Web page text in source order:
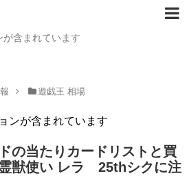
含まれています
遊戯王 相場
ンが含まれています
の当たりカードリストと買
獣使い レラ 25thシクに注